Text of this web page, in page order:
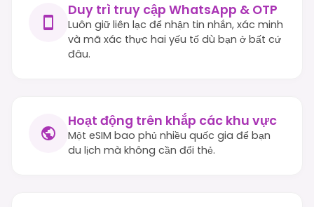
Duy trì truy cập WhatsApp & OTP
Luôn giữ liên lạc để nhận tin nhắn, xác minh
và mã xác thực hai yếu tố dù bạn ở bất cứ
đâu.
Hoạt động trên khắp các khu vực
Một eSIM bao phủ nhiều quốc gia để bạn
du lịch mà không cần đổi thẻ.